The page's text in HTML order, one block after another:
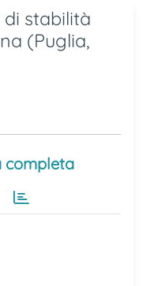
di stabilità
(Puglia,
completa